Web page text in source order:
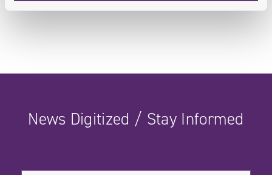
News Digitized / Stay Informed